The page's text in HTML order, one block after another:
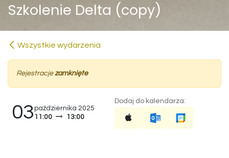
Szkolenie Delta (copy)
Wszystkie wydarzenia
Rejestracjezamknięte
03października 2025
11:00
13:00
Dodaj do kalendarza: